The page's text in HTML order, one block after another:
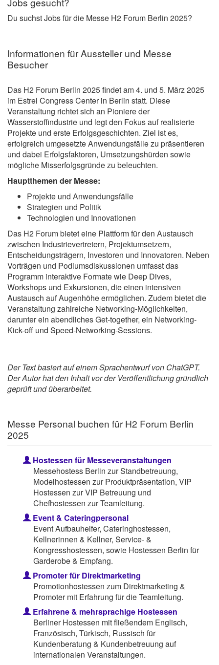
Du suchst Jobs für die Messe H2 Forum Berlin 2025?
Informationen für Aussteller und Messe
Besucher
Das H2 Forum Berlin 2025 findet am 4. und 5. März 2025
im Estrel Congress Center in Berlin statt. Diese
Veranstaltung richtet sich an Pioniere der
Wasserstoffindustrie und legt den Fokus auf realisierte
Projekte und erste Erfolgsgeschichten. Ziel ist es,
erfolgreich umgesetzte Anwendungsfälle zu präsentieren
und dabei Erfolgsfaktoren, Umsetzungshürden sowie
mögliche Misserfolgsgründe zu beleuchten.
Hauptthemen der Messe:
Projekte und Anwendungsfälle
Strategien und Politik
Technologien und Innovationen
Das H2 Forum bietet eine Plattform für den Austausch
zwischen Industrievertretern, Projektumsetzern,
Entscheidungsträgern, Investoren und Innovatoren. Neben
Vorträgen und Podiumsdiskussionen umfasst das
Programm interaktive Formate wie Deep Dives,
Workshops und Exkursionen, die einen intensiven
Austausch auf Augenhöhe ermöglichen. Zudem bietet die
Veranstaltung zahlreiche Networking-Möglichkeiten,
darunter ein abendliches Get-together, ein Networking-
Kick-off und Speed-Networking-Sessions.
Der Text basiert auf einem Sprachentwurf von ChatGPT.
Der Autor hat den Inhalt vor der Veröffentlichung gründlich
geprüft und überarbeitet.
Messe Personal buchen für H2 Forum Berlin
2025
Hostessen für Messeveranstaltungen
Messehostess Berlin zur Standbetreuung,
Modelhostessen zur Produktpräsentation, VIP
Hostessen zur VIP Betreuung und
Chefhostessen zur Teamleitung.
Event & Cateringpersonal
Event Aufbauhelfer, Cateringhostessen,
Kellnerinnen & Kellner, Service- &
Kongresshostessen, sowie Hostessen Berlin für
Garderobe & Empfang.
Promoter für Direktmarketing
Promotionhostessen zum Direktmarketing &
Promoter mit Erfahrung für die Teamleitung.
Erfahrene & mehrsprachige Hostessen
Berliner Hostessen mit fließendem Englisch,
Französisch, Türkisch, Russisch für
Kundenberatung & Kundenbetreuung auf
internationalen Veranstaltungen.